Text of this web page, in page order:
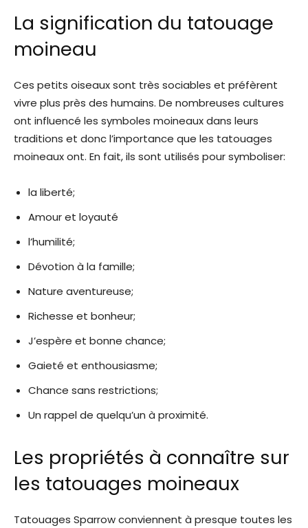
La signification du tatouage
moineau
Ces petits oiseaux sont très sociables et préfèrent
vivre plus près des humains. De nombreuses cultures
ont influencé les symboles moineaux dans leurs
traditions et donc l’importance que les tatouages ​​
moineaux ont. En fait, ils sont utilisés pour symboliser:
la liberté;
Amour et loyauté
l’humilité;
Dévotion à la famille;
Nature aventureuse;
Richesse et bonheur;
J’espère et bonne chance;
Gaieté et enthousiasme;
Chance sans restrictions;
Un rappel de quelqu’un à proximité.
Les propriétés à connaître sur
les tatouages ​​moineaux
Tatouages ​​Sparrow conviennent à presque toutes les